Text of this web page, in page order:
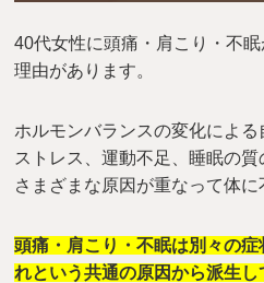
40代女性に頭痛・肩こり・不
理由があります。
ホルモンバランスの変化によ
ストレス、運動不足、睡眠の質
さまざまな原因が重なって体に
頭痛・肩こり・不眠は別々の
れという共通の原因から派生